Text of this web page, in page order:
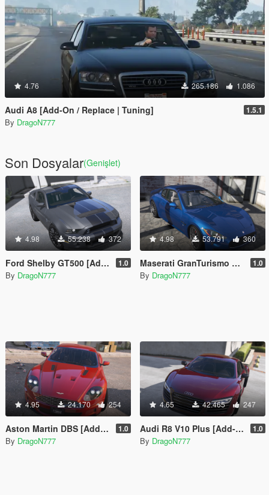
4.76 265.186 1.086
Audi A8 [Add-On / Replace | Tuning] 1.5.1
By DragoN777
Son Dosyalar(Genişlet)
4.98 55.238 372
Ford Shelby GT500 [Add-On / Replace] 1.0
By DragoN777
4.98 53.791 360
Maserati GranTurismo S [Add-On / Replace] 1.0
By DragoN777
4.95 24.170 254
Aston Martin DBS [Add-On / Replace] 1.0
By DragoN777
4.65 42.465 247
Audi R8 V10 Plus [Add-On / Replace] 1.0
By DragoN777